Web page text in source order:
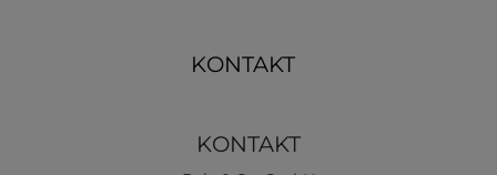
KONTAKT
KONTAKT